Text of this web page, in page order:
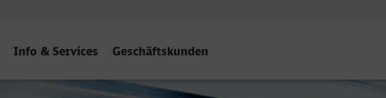
Info & Services Geschäftskunden